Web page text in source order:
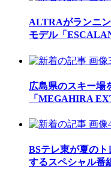
ALTRAがランニ
モデル「
広島県のスキー場
「MEGAHIRA
BSテレ東が夏の
するスペシャル番